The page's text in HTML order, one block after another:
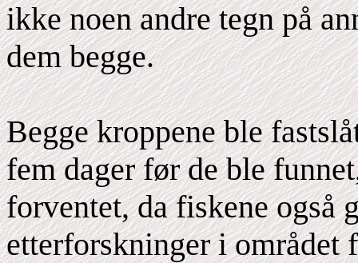
ikke noen andre tegn på
dem begge.
Begge kroppene ble
fem dager før de ble
forventet, da fiskene også
etterforskninger i området